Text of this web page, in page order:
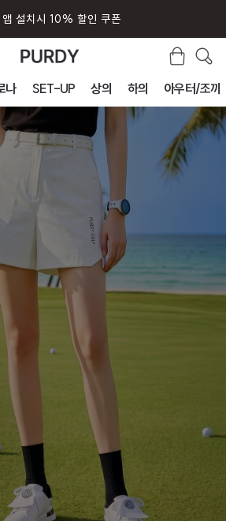
입시 즉시 사용 5000원 쿠폰
나 SET-UP 상의 하의 아우터/조끼